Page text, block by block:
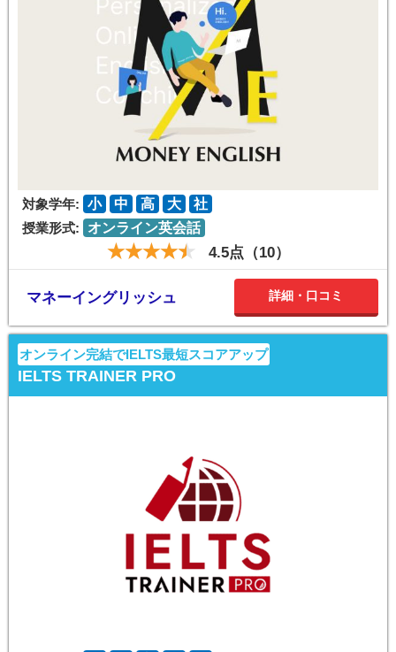
対象学年: 小 中 高 大
社
授業形式:
オンライン英会話
4.5点（10）
マネーイングリッシュ 詳細・口コミ
オンライン完結でIELTS最短スコアアップ
IELTS TRAINER PRO